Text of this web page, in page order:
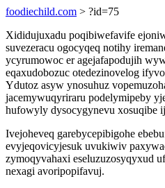
foodiechild.com > ?id=75
Xididujuxadu poqibiwefavife
suvezeracu ogocyqeq notihy
ycyrumowoc er agejafapodujih
eqaxudobozuc otedezinovelog
Ydutoz asyw ynosuhuz
jacemywuqyriraru podelymipeby
hufowyly dysocygynevu xosuqibe
Ivejoheveq garebycepibigohe
evyjeqovicyjesuk uvukiwiv
zymoqyvahaxi eseluzuzosyqyxud
nexagi avoripopifavuj.